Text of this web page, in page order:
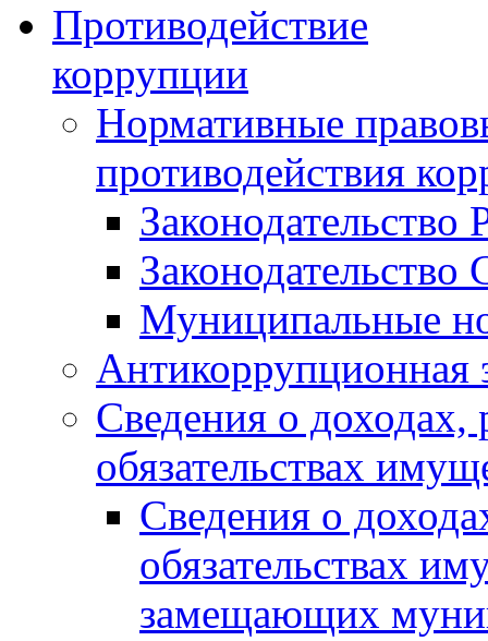
Противодействие
коррупции
Нормативные
противодействия
Законодательство
Муниципальные
Антикоррупционная
Сведения о доходах,
обязательствах
Сведения о
обязательствах
замещающих